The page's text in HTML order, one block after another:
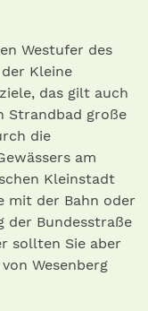
Westufer des
Kleine
das gilt auch
Strandbad große
die
am
Kleinstadt
mit der Bahn oder
der Bundesstraße
sollten Sie aber
Wesenberg